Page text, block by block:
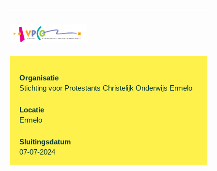
Organisatie
Stichting voor Protestants Christelijk Onderwijs Ermelo
Locatie
Ermelo
Sluitingsdatum
07-07-2024